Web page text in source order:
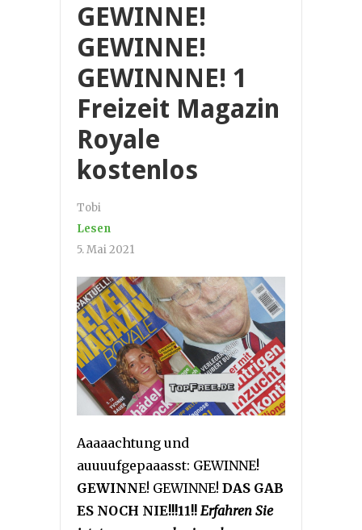
GEWINNE!
GEWINNE!
GEWINNNE! 1
Freizeit Magazin
Royale
kostenlos
Tobi
Lesen
5. Mai 2021
Aaaaachtung und
auuuufgepaaasst: GEWINNE!
GEWINNE! GEWINNE! DAS GAB
ES NOCH NIE!!!11!! Erfahren Sie